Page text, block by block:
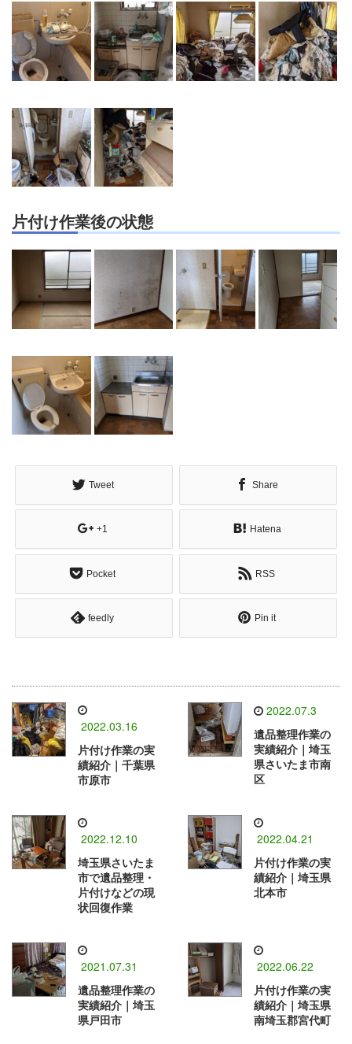
片付け作業後の状態
Tweet Share
+1 Hatena
Pocket RSS
feedly Pin it
2022.03.16
片付け作業の実
績紹介｜千葉県
市原市
2022.07.3
遺品整理作業の
実績紹介｜埼玉
県さいたま市南
区
2022.12.10
埼玉県さいたま
市で遺品整理・
片付けなどの現
状回復作業
2022.04.21
片付け作業の実
績紹介｜埼玉県
北本市
2021.07.31
遺品整理作業の
実績紹介｜埼玉
県戸田市
2022.06.22
片付け作業の実
績紹介｜埼玉県
南埼玉郡宮代町